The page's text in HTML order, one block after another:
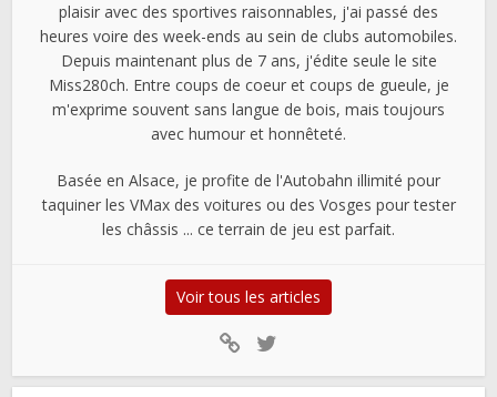
plaisir avec des sportives raisonnables, j'ai passé des
heures voire des week-ends au sein de clubs automobiles.
Depuis maintenant plus de 7 ans, j'édite seule le site
Miss280ch. Entre coups de coeur et coups de gueule, je
m'exprime souvent sans langue de bois, mais toujours
avec humour et honnêteté.
Basée en Alsace, je profite de l'Autobahn illimité pour
taquiner les VMax des voitures ou des Vosges pour tester
les châssis ... ce terrain de jeu est parfait.
Voir tous les articles